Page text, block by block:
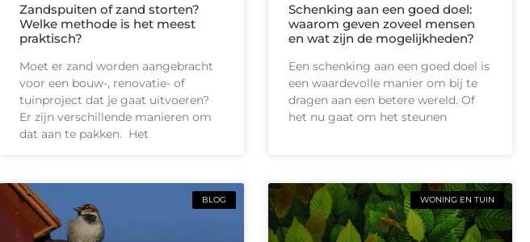
Zandspuiten of zand storten?
Welke methode is het meest
praktisch?
Moet er zand worden aangebracht
voor een bouw-, renovatie- of
tuinproject dat je gaat uitvoeren?
Er zijn verschillende manieren om
dat aan te pakken. Het
Schenking aan een goed doel:
waarom geven zoveel mensen
en wat zijn de mogelijkheden?
Een schenking aan een goed doel is
een waardevolle manier om bij te
dragen aan een betere wereld. Of
het nu gaat om het steunen
BLOG WONING EN TUIN